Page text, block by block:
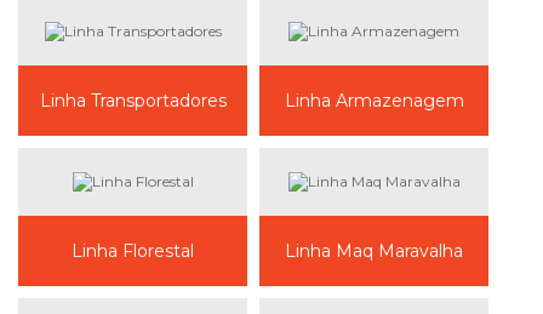
Linha Transportadores Linha Armazenagem
Linha Florestal Linha Maq Maravalha